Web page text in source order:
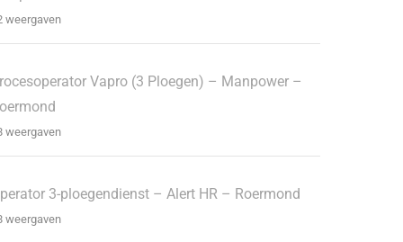
weergaven
Vapro (3 Ploegen) – Manpower –
weergaven
3-ploegendienst – Alert HR – Roermond
weergaven